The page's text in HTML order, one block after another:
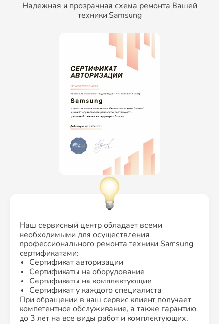
Надежная и прозрачная схема ремонта Вашей
техники Samsung
Наш сервисный центр обладает всеми
необходимыми для осуществления
профессионального ремонта техники Samsung
сертификатами:
Сертификат авторизации
Сертификаты на оборудование
Сертификаты на комплектующие
Сертификат у каждого специалиста
При обращении в наш сервис клиент получает
компетентное обслуживание, а также гарантию
до 3 лет на все виды работ и комплектующих.